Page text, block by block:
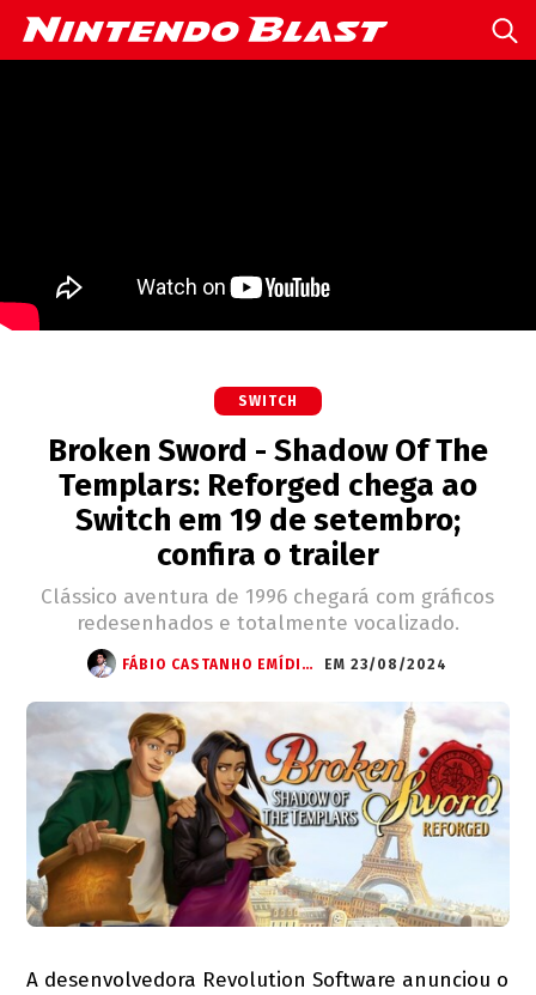
SWITCH
Broken Sword - Shadow Of The
Templars: Reforged chega ao
Switch em 19 de setembro;
confira o trailer
Clássico aventura de 1996 chegará com gráficos
redesenhados e totalmente vocalizado.
FÁBIO CASTANHO EMÍDIO (STARWRITTER) EM 23/08/2024
A desenvolvedora Revolution Software anunciou o